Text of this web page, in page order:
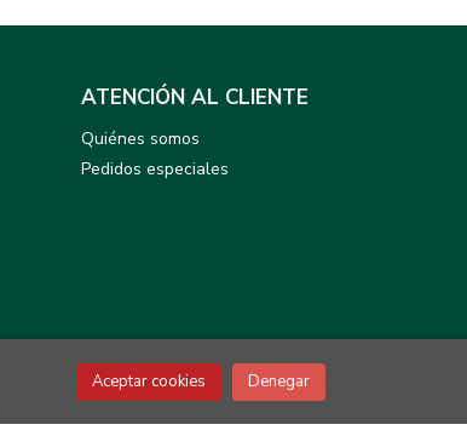
ATENCIÓN AL CLIENTE
Quiénes somos
Pedidos especiales
Aceptar cookies Denegar